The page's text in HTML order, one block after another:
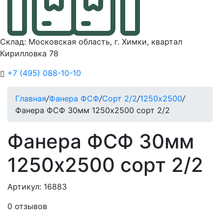
Склад: Московская область, г. Химки, квартал
Кирилловка 78
+7 (495) 088-10-10
Главная/Фанера ФСФ/Сорт 2/2/1250х2500/
Фанера ФСФ 30мм 1250х2500 сорт 2/2
Фанера ФСФ 30мм
1250х2500 сорт 2/2
Артикул: 16883
0 отзывов